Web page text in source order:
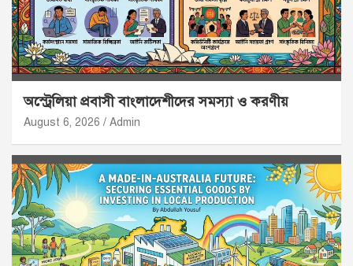
অস্ট্রেলিয়া প্রবাসী বাংলাদেশীদের সমস্যা ও করণীয়
August 6, 2026 Admin